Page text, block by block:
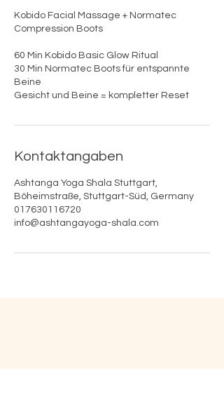
Kobido Facial Massage + Normatec
Compression Boots
60 Min Kobido Basic Glow Ritual
30 Min Normatec Boots für entspannte
Beine
Gesicht und Beine = kompletter Reset
Kontaktangaben
Ashtanga Yoga Shala Stuttgart,
Böheimstraße, Stuttgart-Süd, Germany
017630116720
info@ashtangayoga-shala.com